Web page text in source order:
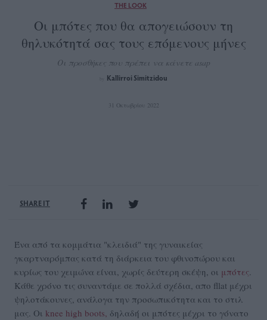
THE LOOK
Οι μπότες που θα απογειώσουν τη
θηλυκότητά σας τους επόμενους μήνες
Οι προσθήκες που πρέπει να κάνετε asap
Kallirroi Simitzidou
31 Οκτωβρίου 2022
SHARE IT
Ένα από τα κομμάτια "κλειδιά" της γυναικείας
γκαρτναρόμπας κατά τη διάρκεια του φθινοπώρου και
κυρίως του χειμώνα είναι, χωρίς δεύτερη σκέψη, οι μπότες.
Κάθε χρόνο τις συναντάμε σε πολλά σχέδια, απο fllat μέχρι
ψηλοτάκουνες, ανάλογα την προσωπικότητα και το στιλ
μας. Οι knee high boots, δηλαδή οι μπότες μέχρι το γόνατο